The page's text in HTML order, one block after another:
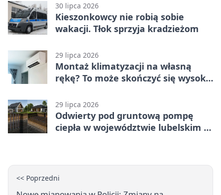
30 lipca 2026
Kieszonkowcy nie robią sobie
wakacji. Tłok sprzyja kradzieżom
29 lipca 2026
Montaż klimatyzacji na własną
rękę? To może skończyć się wysoką
29 lipca 2026
Odwierty pod gruntową pompę
ciepła w województwie lubelskim -
<< Poprzedni